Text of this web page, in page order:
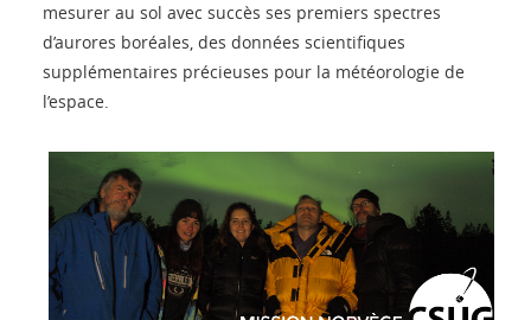
mesurer au sol avec succès ses premiers spectres
d’aurores boréales, des données scientifiques
supplémentaires précieuses pour la météorologie de
l’espace.